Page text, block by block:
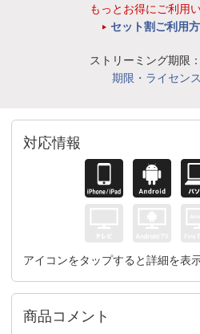
もっとお得にご利用
セット割ご利用
ストリーミング期限
期限・ライセン
対応情報
アイコンをタップすると詳細を表
商品コメント